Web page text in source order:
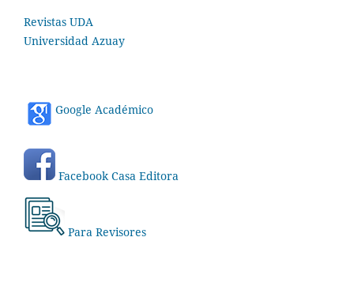
Revistas UDA
Universidad Azuay
Google Académico
Facebook Casa Editora
Para Revisores